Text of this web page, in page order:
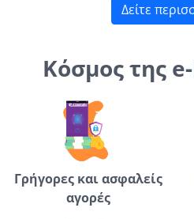
Δείτε
Κόσμος της
Γρήγορες και ασφαλείς
αγορές